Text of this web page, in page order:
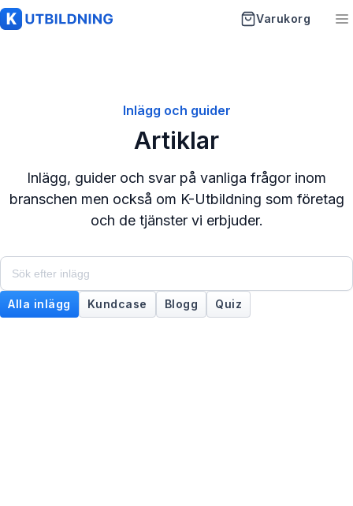
K-Utbildning
Varukorg
Artiklar
Vanliga frågor
Om oss
Kontakt
Artiklar
Inlägg och guider
Inlägg, guider och svar på vanliga frågor inom
branschen men också om K-Utbildning som företag
och de tjänster vi erbjuder.
Alla inlägg Kundcase Blogg Quiz